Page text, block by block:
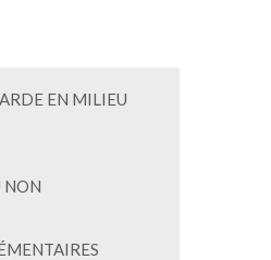
EN MILIEU
NON